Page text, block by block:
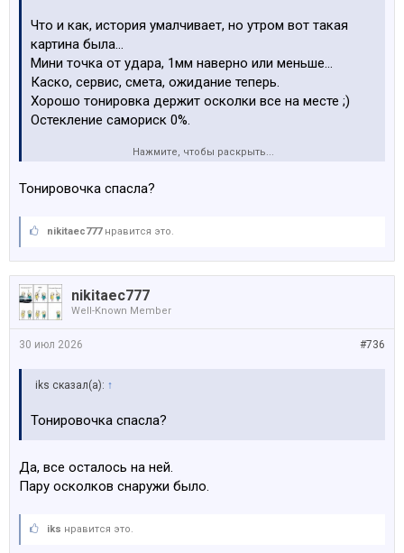
Что и как, история умалчивает, но утром вот такая
картина была…
Мини точка от удара, 1мм наверно или меньше…
Каско, сервис, смета, ожидание теперь.
Хорошо тонировка держит осколки все на месте ;)
Остекление самориск 0%.
Посмотреть вложение 185524
Посмотреть вложение 185525
Посмотреть вложение 185526
Нажмите, чтобы раскрыть...
Тонировочка спасла?
nikitaec777нравится это.
nikitaec777
Well-Known Member
#736
30 июл 2026
iks сказал(а): ↑
Тонировочка спасла?
Да, все осталось на ней.
Пару осколков снаружи было.
iks нравится это.